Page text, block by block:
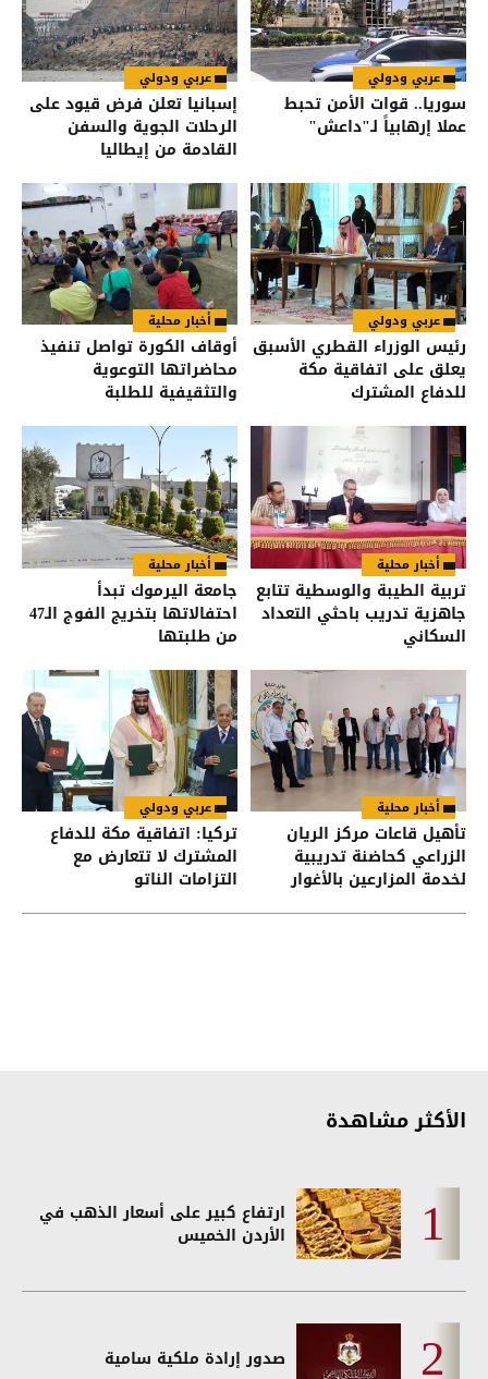
عربي ودولي
سوريا.. قوات الأمن تحبط
عملا إرهابياً لـ"داعش"
عربي ودولي
إسبانيا تعلن فرض قيود على
الرحلات الجوية والسفن
القادمة من إيطاليا
عربي ودولي
رئيس الوزراء القطري الأسبق
يعلق على اتفاقية مكة
للدفاع المشترك
أخبار محلية
أوقاف الكورة تواصل تنفيذ
محاضراتها التوعوية
والتثقيفية للطلبة
أخبار محلية
تربية الطيبة والوسطية تتابع
جاهزية تدريب باحثي التعداد
السكاني
أخبار محلية
جامعة اليرموك تبدأ
احتفالاتها بتخريج الفوج الـ47
من طلبتها
أخبار محلية
تأهيل قاعات مركز الريان
الزراعي كحاضنة تدريبية
لخدمة المزارعين بالأغوار
عربي ودولي
تركيا: اتفاقية مكة للدفاع
المشترك لا تتعارض مع
التزامات الناتو
الأكثر مشاهدة
ارتفاع كبير على أسعار الذهب في
الأردن الخميس
صدور إرادة ملكية سامية